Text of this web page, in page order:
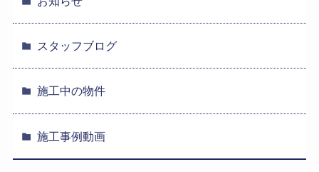
スタッフブログ
施工中の物件
施工事例動画